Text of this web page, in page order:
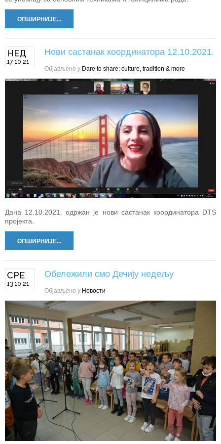
ОПШИРНИЈЕ...
НЕД
17 10 21
Нови састанак координатора 12.10.2021.
Објављено у Dare to share: culture, tradition & more
Дана 12.10.2021. одржан је нови састанак координатора DTS
пројекта.
ОПШИРНИЈЕ...
СРЕ
13 10 21
Обележили смо Дечију недељу
Објављено у Новости